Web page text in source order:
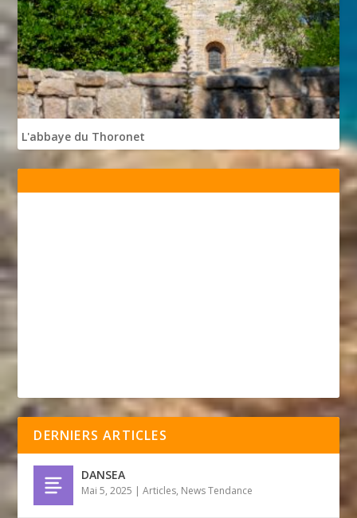
L'abbaye du Thoronet
DERNIERS ARTICLES
DANSEA
Mai 5, 2025 |Articles, News Tendance